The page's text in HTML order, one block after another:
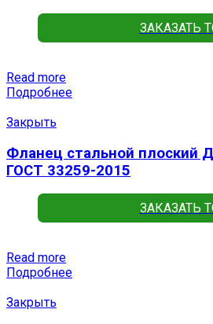
ЗАКАЗАТЬ
Read more
Подробнее
Закрыть
Фланец стальной плоский
ГОСТ 33259-2015
ЗАКАЗАТЬ
Read more
Подробнее
Закрыть